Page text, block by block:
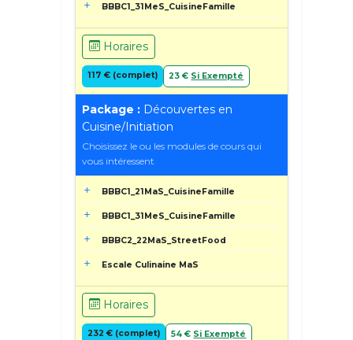
BBBC1_31MeS_CuisineFamille
Horaires
117 € (complet) 23 € Si Exempté
Package : Découvertes en
Cuisine/Initiation
Choisissez le ou les modules de cours qui
vous intéressent
BBBC1_21MaS_CuisineFamille
BBBC1_31MeS_CuisineFamille
BBBC2_22MaS_StreetFood
Escale Culinaine MaS
Horaires
232 € (complet) 54 € Si Exempté